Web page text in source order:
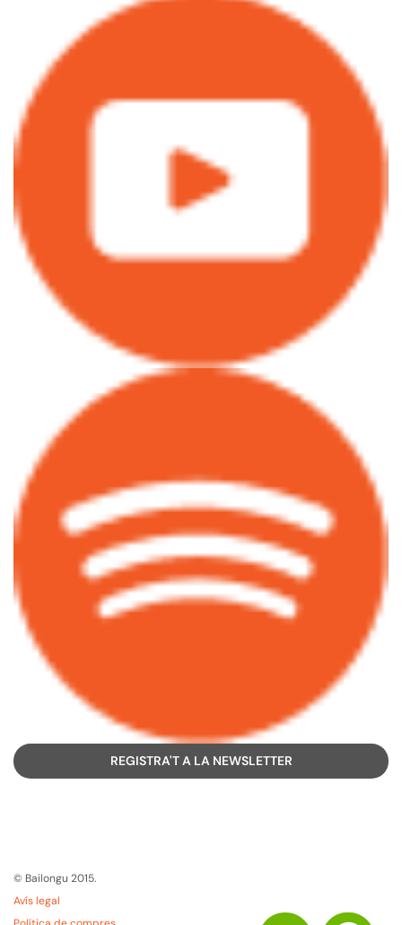
REGISTRA'T A LA NEWSLETTER
© Bailongu 2015.
Avís legal